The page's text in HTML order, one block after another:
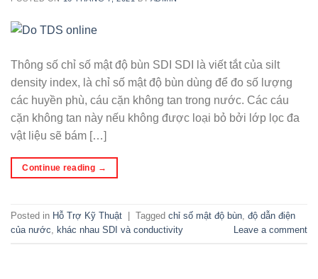
Thông số chỉ số mật độ bùn SDI SDI là viết tắt của silt
density index, là chỉ số mật độ bùn dùng để đo số lượng
các huyền phù, cáu cặn không tan trong nước. Các cáu
cặn không tan này nếu không được loại bỏ bởi lớp lọc đa
vật liệu sẽ bám […]
Continue reading →
Posted in Hỗ Trợ Kỹ Thuật Tagged chỉ số mật độ bùn, độ dẫn điện
của nước, khác nhau SDI và conductivity Leave a comment